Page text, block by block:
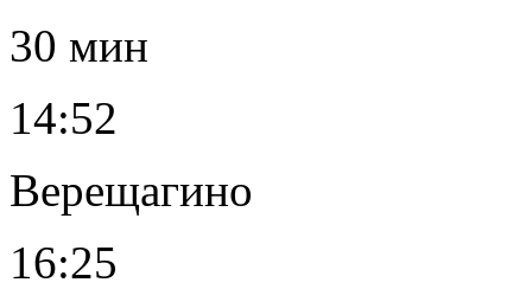
30 мин
14:52
Верещагино
16:25